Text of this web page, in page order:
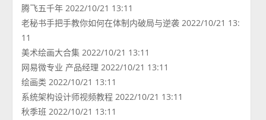
腾飞五千年 2022/10/21 13:11
老秘书手把手教你如何在体制内破局与逆袭 2022/10/21 13:
11
美术绘画大合集 2022/10/21 13:11
网易微专业 产品经理 2022/10/21 13:11
绘画类 2022/10/21 13:11
系统架构设计师视频教程 2022/10/21 13:11
秋季班 2022/10/21 13:11